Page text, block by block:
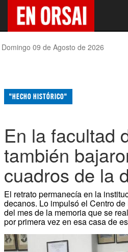
Domingo 09 de Agosto de 2026
"HECHO HISTÓRICO"
En la facultad
también
cuadros de la
El retrato permanecía en la
decanos. Lo impulsó el Centro
del mes de la memoria que se
por primera vez en esa casa de